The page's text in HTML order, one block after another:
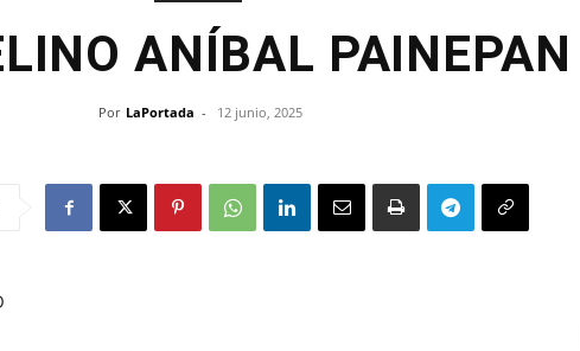
ANÍBAL PAINEPAN
Por LaPortada - 12 junio, 2025